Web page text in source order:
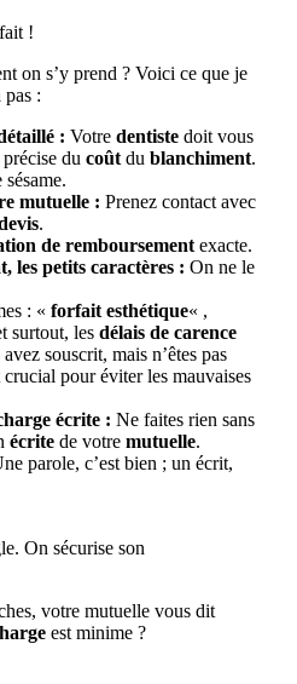
!
on s’y prend ? Voici ce que je
:
: Votre dentiste doit vous
du coût du blanchiment.
mutuelle : Prenez contact avec
.
de remboursement exacte.
les petits caractères : On ne le
: « forfait esthétique« ,
surtout, les délais de carence
souscrit, mais n’êtes pas
pour éviter les mauvaises
écrite : Ne faites rien sans
écrite de votre mutuelle.
parole, c’est bien ; un écrit,
On sécurise son
votre mutuelle vous dit
est minime ?